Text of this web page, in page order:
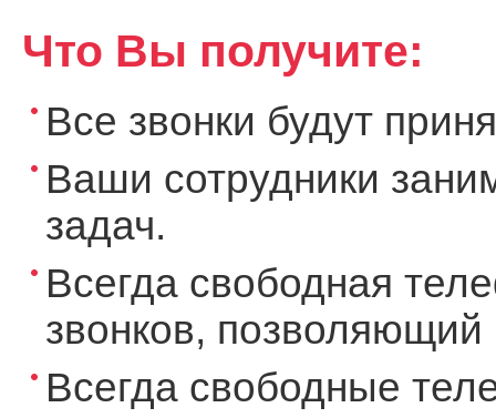
Что Вы получите:
Все звонки будут
Ваши сотрудники
задач.
Всегда свободная
звонков,
Всегда свободные